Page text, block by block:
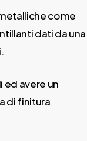
come
dati da una
avere un
di finitura